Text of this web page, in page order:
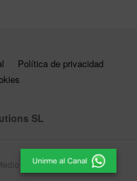
Política de privacidad
SL
de Comunicación